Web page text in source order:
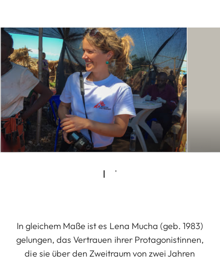
In gleichem Maße ist es Lena Mucha (geb. 1983)
gelungen, das Vertrauen ihrer Protagonistinnen,
die sie über den Zweitraum von zwei Jahren